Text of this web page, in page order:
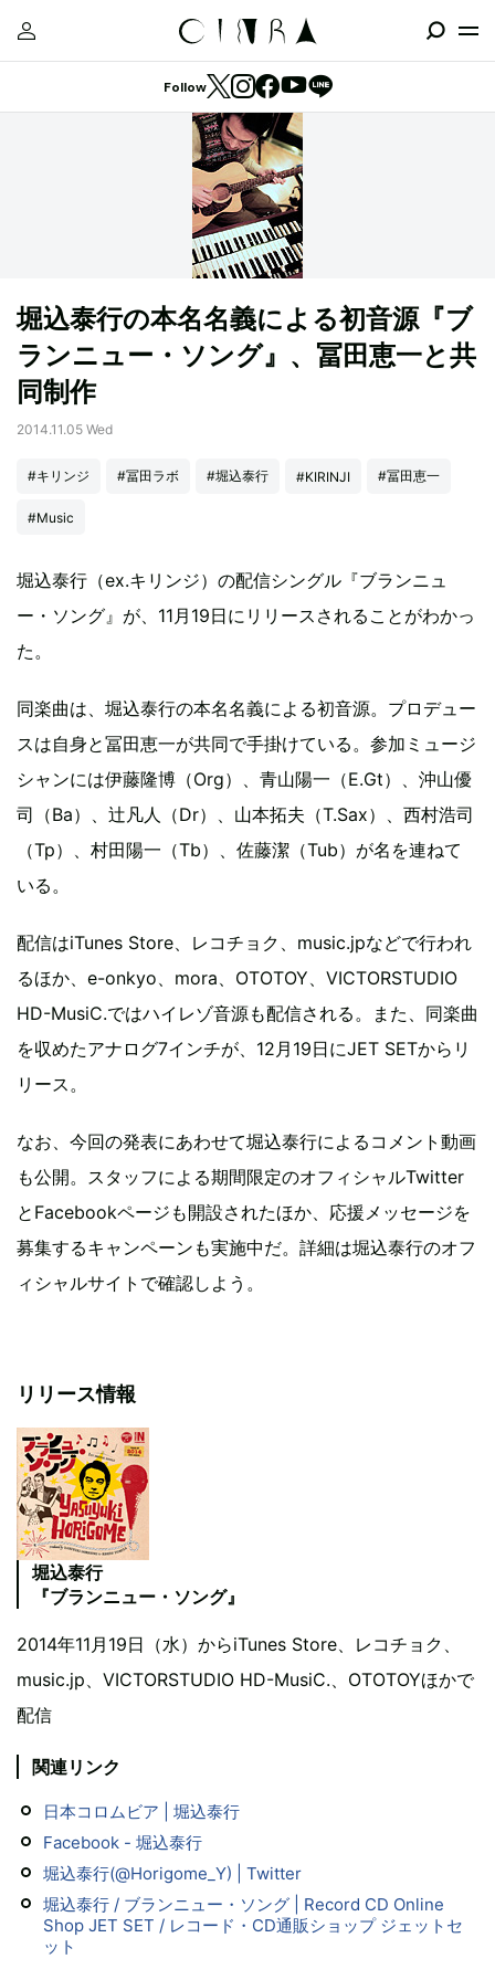
Follow
堀込泰行の本名名義による初音源『ブ
ランニュー・ソング』、冨田恵一と共
同制作
2014.11.05 Wed
#キリンジ #冨田ラボ #堀込泰行 #KIRINJI #冨田恵一
#Music
堀込泰行（ex.キリンジ）の配信シングル『ブランニュ
ー・ソング』が、11月19日にリリースされることがわかっ
た。
同楽曲は、堀込泰行の本名名義による初音源。プロデュー
スは自身と冨田恵一が共同で手掛けている。参加ミュージ
シャンには伊藤隆博（Org）、青山陽一（E.Gt）、沖山優
司（Ba）、辻凡人（Dr）、山本拓夫（T.Sax）、西村浩司
（Tp）、村田陽一（Tb）、佐藤潔（Tub）が名を連ねて
いる。
配信はiTunes Store、レコチョク、music.jpなどで行われ
るほか、e-onkyo、mora、OTOTOY、VICTORSTUDIO
HD-MusiC.ではハイレゾ音源も配信される。また、同楽曲
を収めたアナログ7インチが、12月19日にJET SETからリ
リース。
なお、今回の発表にあわせて堀込泰行によるコメント動画
も公開。スタッフによる期間限定のオフィシャルTwitter
とFacebookページも開設されたほか、応援メッセージを
募集するキャンペーンも実施中だ。詳細は堀込泰行のオフ
ィシャルサイトで確認しよう。
リリース情報
堀込泰行
『ブランニュー・ソング』
2014年11月19日（水）からiTunes Store、レコチョク、
music.jp、VICTORSTUDIO HD-MusiC.、OTOTOYほかで
配信
関連リンク
日本コロムビア | 堀込泰行
Facebook - 堀込泰行
堀込泰行(@Horigome_Y) | Twitter
堀込泰行 / ブランニュー・ソング | Record CD Online
Shop JET SET / レコード・CD通販ショップ ジェットセ
ット